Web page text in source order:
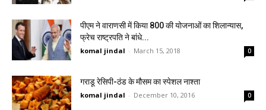
पीएम ने वाराणसी में किया 800 की योजनाओं का शिलान्यास,
फ्रेच राष्ट्रपति ने बांधे...
komal jindal - March 15, 2018 0
गराडू रेसिपी-ठंड के मौसम का स्पेशल नाश्ता
komal jindal - December 10, 2016 0